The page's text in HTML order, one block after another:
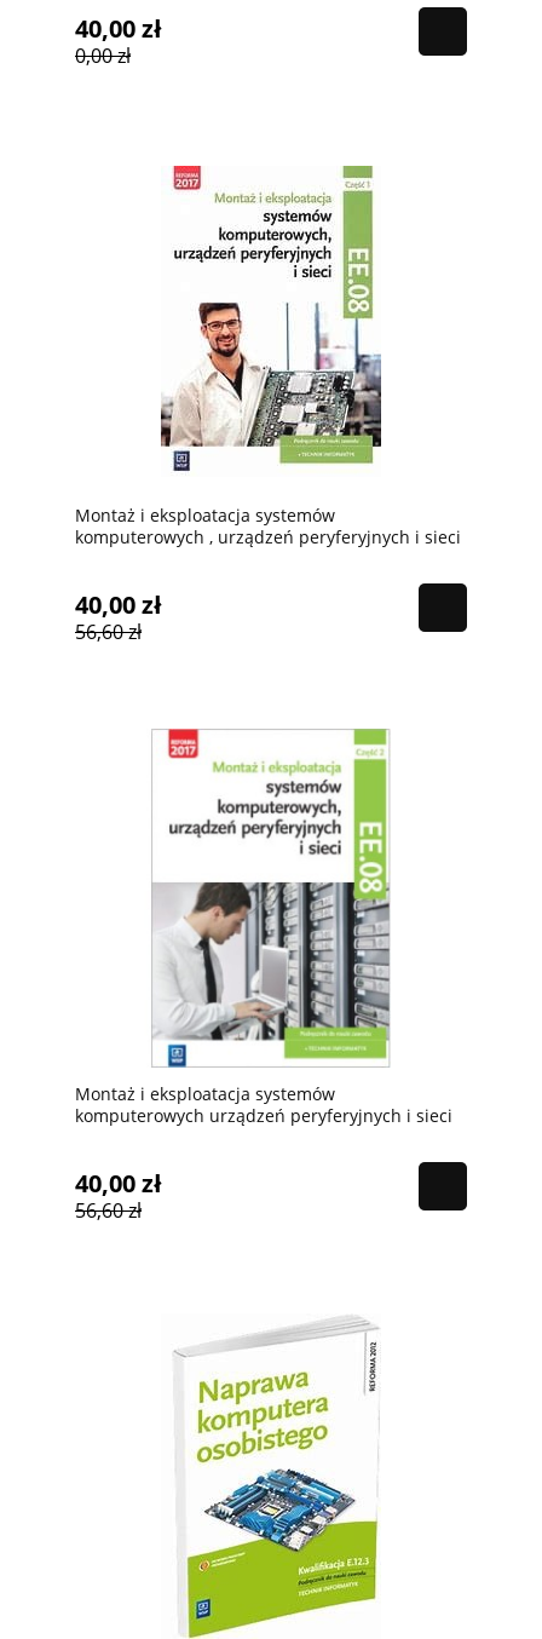
40,00 zł
0,00 zł
Montaż i eksploatacja systemów
komputerowych , urządzeń peryferyjnych i sieci
40,00 zł
56,60 zł
Montaż i eksploatacja systemów
komputerowych urządzeń peryferyjnych i sieci
40,00 zł
56,60 zł